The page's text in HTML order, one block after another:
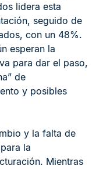
lidera esta
seguido de
con un 48%.
esperan la
para dar el paso,
de
y posibles
y la falta de
la
Mientras